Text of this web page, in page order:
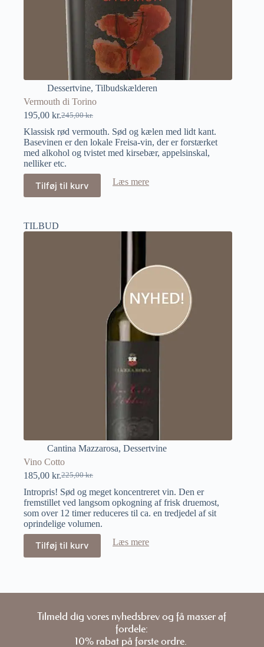
Dessertvine, Tilbudskælderen
Vermouth di Torino
245,00kr.
195,00 kr.
Klassisk rød vermouth. Sød og kælen med lidt kant.
Basevinen er den lokale Freisa-vin, der er forstærket
med alkohol og tvistet med kirsebær, appelsinskal,
nelliker etc.
Tilføj til kurv Læs mere
TILBUD
Cantina Mazzarosa, Dessertvine
Vino Cotto
225,00kr.
185,00 kr.
Intropris! Sød og meget koncentreret vin. Den er
fremstillet ved langsom opkogning af frisk druemost,
som over 12 timer reduceres til ca. en tredjedel af sit
oprindelige volumen.
Tilføj til kurv Læs mere
Tilmeld dig vores nyhedsbrev og få masser af
fordele:
10% rabat på første ordre.